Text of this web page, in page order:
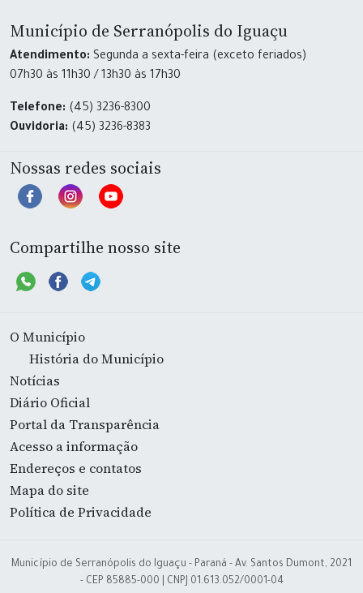
Município de Serranópolis do Iguaçu
Atendimento: Segunda a sexta-feira (exceto feriados)
07h30 às 11h30 / 13h30 às 17h30
Telefone: (45) 3236-8300
Ouvidoria: (45) 3236-8383
Nossas redes sociais
Compartilhe nosso site
O Município
História do Município
Notícias
Diário Oficial
Portal da Transparência
Acesso a informação
Endereços e contatos
Mapa do site
Política de Privacidade
Município de Serranópolis do Iguaçu - Paraná - Av. Santos Dumont, 2021
- CEP 85885-000 | CNPJ 01.613.052/0001-04